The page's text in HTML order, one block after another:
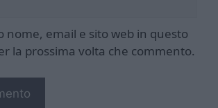
nome, email e sito web in questo
la prossima volta che commento.